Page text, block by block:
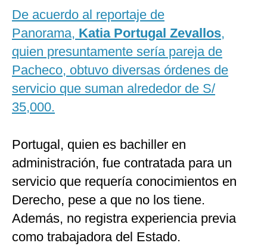
De acuerdo al reportaje de
Panorama, Katia Portugal Zevallos,
quien presuntamente sería pareja de
Pacheco, obtuvo diversas órdenes de
servicio que suman alrededor de S/
35,000.
Portugal, quien es bachiller en
administración, fue contratada para un
servicio que requería conocimientos en
Derecho, pese a que no los tiene.
Además, no registra experiencia previa
como trabajadora del Estado.